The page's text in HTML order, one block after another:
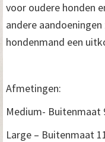
voor oudere honden
andere
hondenmand een
Afmetingen:
Medium- Buitenmaat
Large – Buitenmaat